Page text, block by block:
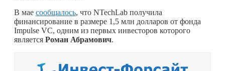
В мае сообщалось, что NTechLab получила
финансирование в размере 1,5 млн долларов от фонда
Impulse VC, одним из первых инвесторов которого
является Роман Абрамович.